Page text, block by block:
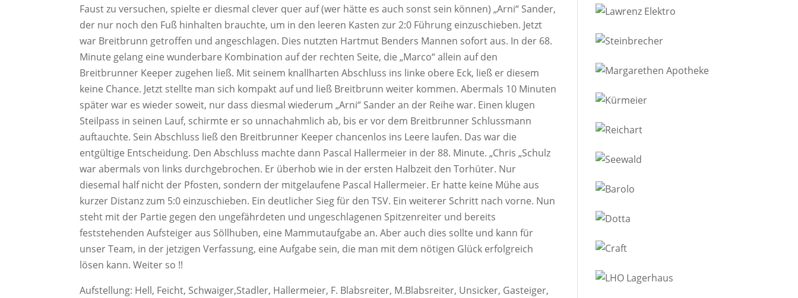
Faust zu versuchen, spielte er diesmal clever quer auf (wer hätte es auch sonst sein können) „Arni“ Sander,
der nur noch den Fuß hinhalten brauchte, um in den leeren Kasten zur 2:0 Führung einzuschieben. Jetzt
war Breitbrunn getroffen und angeschlagen. Dies nutzten Hartmut Benders Mannen sofort aus. In der 68.
Minute gelang eine wunderbare Kombination auf der rechten Seite, die „Marco“ allein auf den
Breitbrunner Keeper zugehen ließ. Mit seinem knallharten Abschluss ins linke obere Eck, ließ er diesem
keine Chance. Jetzt stellte man sich kompakt auf und ließ Breitbrunn weiter kommen. Abermals 10 Minuten
später war es wieder soweit, nur dass diesmal wiederum „Arni“ Sander an der Reihe war. Einen klugen
Steilpass in seinen Lauf, schirmte er so unnachahmlich ab, bis er vor dem Breitbrunner Schlussmann
auftauchte. Sein Abschluss ließ den Breitbrunner Keeper chancenlos ins Leere laufen. Das war die
entgültige Entscheidung. Den Abschluss machte dann Pascal Hallermeier in der 88. Minute. „Chris „Schulz
war abermals von links durchgebrochen. Er überhob wie in der ersten Halbzeit den Torhüter. Nur
diesemal half nicht der Pfosten, sondern der mitgelaufene Pascal Hallermeier. Er hatte keine Mühe aus
kurzer Distanz zum 5:0 einzuschieben. Ein deutlicher Sieg für den TSV. Ein weiterer Schritt nach vorne. Nun
steht mit der Partie gegen den ungefährdeten und ungeschlagenen Spitzenreiter und bereits
feststehenden Aufsteiger aus Söllhuben, eine Mammutaufgabe an. Aber auch dies sollte und kann für
unser Team, in der jetzigen Verfassung, eine Aufgabe sein, die man mit dem nötigen Glück erfolgreich
lösen kann. Weiter so !!
Aufstellung: Hell, Feicht, Schwaiger,Stadler, Hallermeier, F. Blabsreiter, M.Blabsreiter, Unsicker, Gasteiger,